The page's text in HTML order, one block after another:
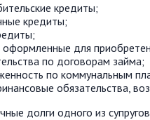
кредиты;
кредиты;
оформленные для
по договорам займа;
по коммунальным
обязательства,
долги одного из